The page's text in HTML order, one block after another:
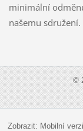
minimální
našemu sdružení.
©
Zobrazit: Mobilní verzi